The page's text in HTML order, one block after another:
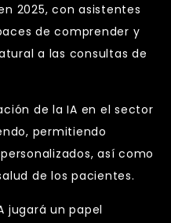
2025, con asistentes
de comprender y
a las consultas de
de la IA en el sector
permitiendo
así como
de los pacientes.
jugará un papel